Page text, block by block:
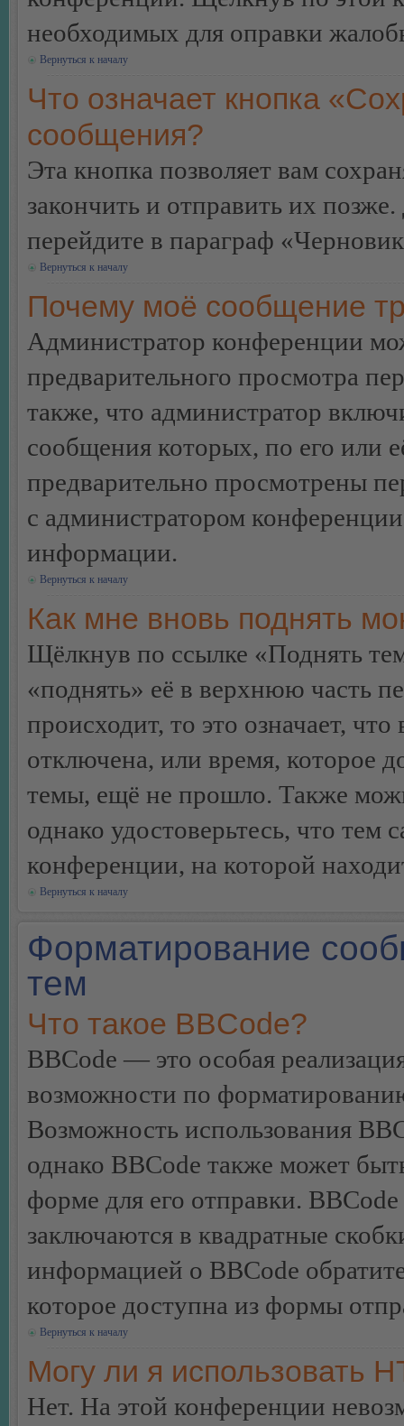
необходимых для оправки
Вернуться к началу
Что означает кнопка
сообщения?
Эта кнопка позволяет вам
закончить и отправить их
перейдите в параграф
Вернуться к началу
Почему моё сообщение
Администратор конференции
предварительного просмотра
также, что администратор
сообщения которых, по его или
предварительно просмотрены
с администратором
информации.
Вернуться к началу
Как мне вновь поднять
Щёлкнув по ссылке «Поднять
«поднять» её в верхнюю часть
происходит, то это означает,
отключена, или время, которое
темы, ещё не прошло. Также
однако удостоверьтесь, что
конференции, на которой
Вернуться к началу
Форматирование
тем
Что такое BBCode?
BBCode — это особая
возможности по
Возможность использования
однако BBCode также может
форме для его отправки.
заключаются в квадратные
информацией о BBCode
которое доступна из формы
Вернуться к началу
Могу ли я использовать
Нет. На этой конференции